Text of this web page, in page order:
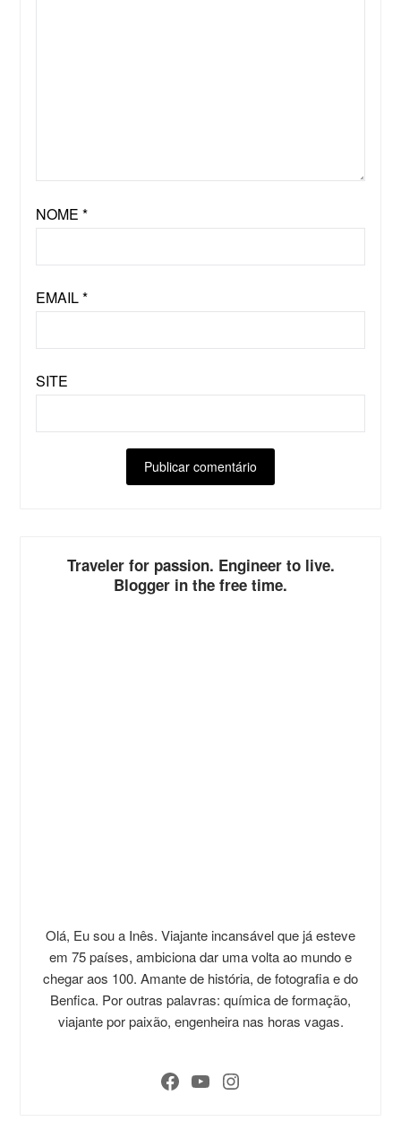
NOME *
EMAIL*
SITE
Traveler for passion. Engineer to live.
Blogger in the free time.
Olá, Eu sou a Inês. Viajante incansável que já esteve
em 75 países, ambiciona dar uma volta ao mundo e
chegar aos 100. Amante de história, de fotografia e do
Benfica. Por outras palavras: química de formação,
viajante por paixão, engenheira nas horas vagas.